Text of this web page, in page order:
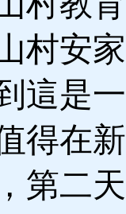
村安
這是
得在
第二